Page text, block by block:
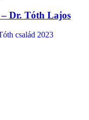
Dr. Tóth Lajos